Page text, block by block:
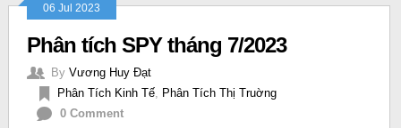
06 Jul 2023
Phân tích SPY tháng 7/2023
By Vương Huy Đạt
Phân Tích Kinh Tế, Phân Tích Thị Truờng
0 Comment